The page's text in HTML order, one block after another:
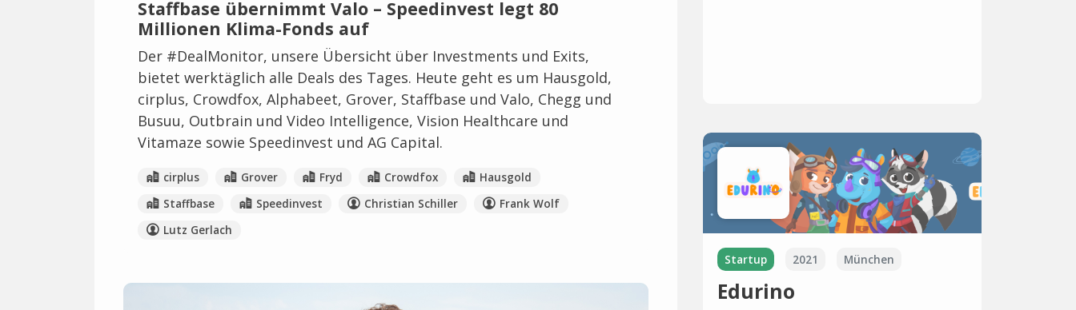
Staffbase übernimmt Valo – Speedinvest legt 80
Millionen Klima-Fonds auf
Der #DealMonitor, unsere Übersicht über Investments und Exits,
bietet werktäglich alle Deals des Tages. Heute geht es um Hausgold,
cirplus, Crowdfox, Alphabeet, Grover, Staffbase und Valo, Chegg und
Busuu, Outbrain und Video Intelligence, Vision Healthcare und
Vitamaze sowie Speedinvest und AG Capital.
cirplus Grover Fryd Crowdfox
Hausgold
Staffbase
Speedinvest Christian Schiller
Frank Wolf
Lutz Gerlach
Startup 2021 München
Edurino